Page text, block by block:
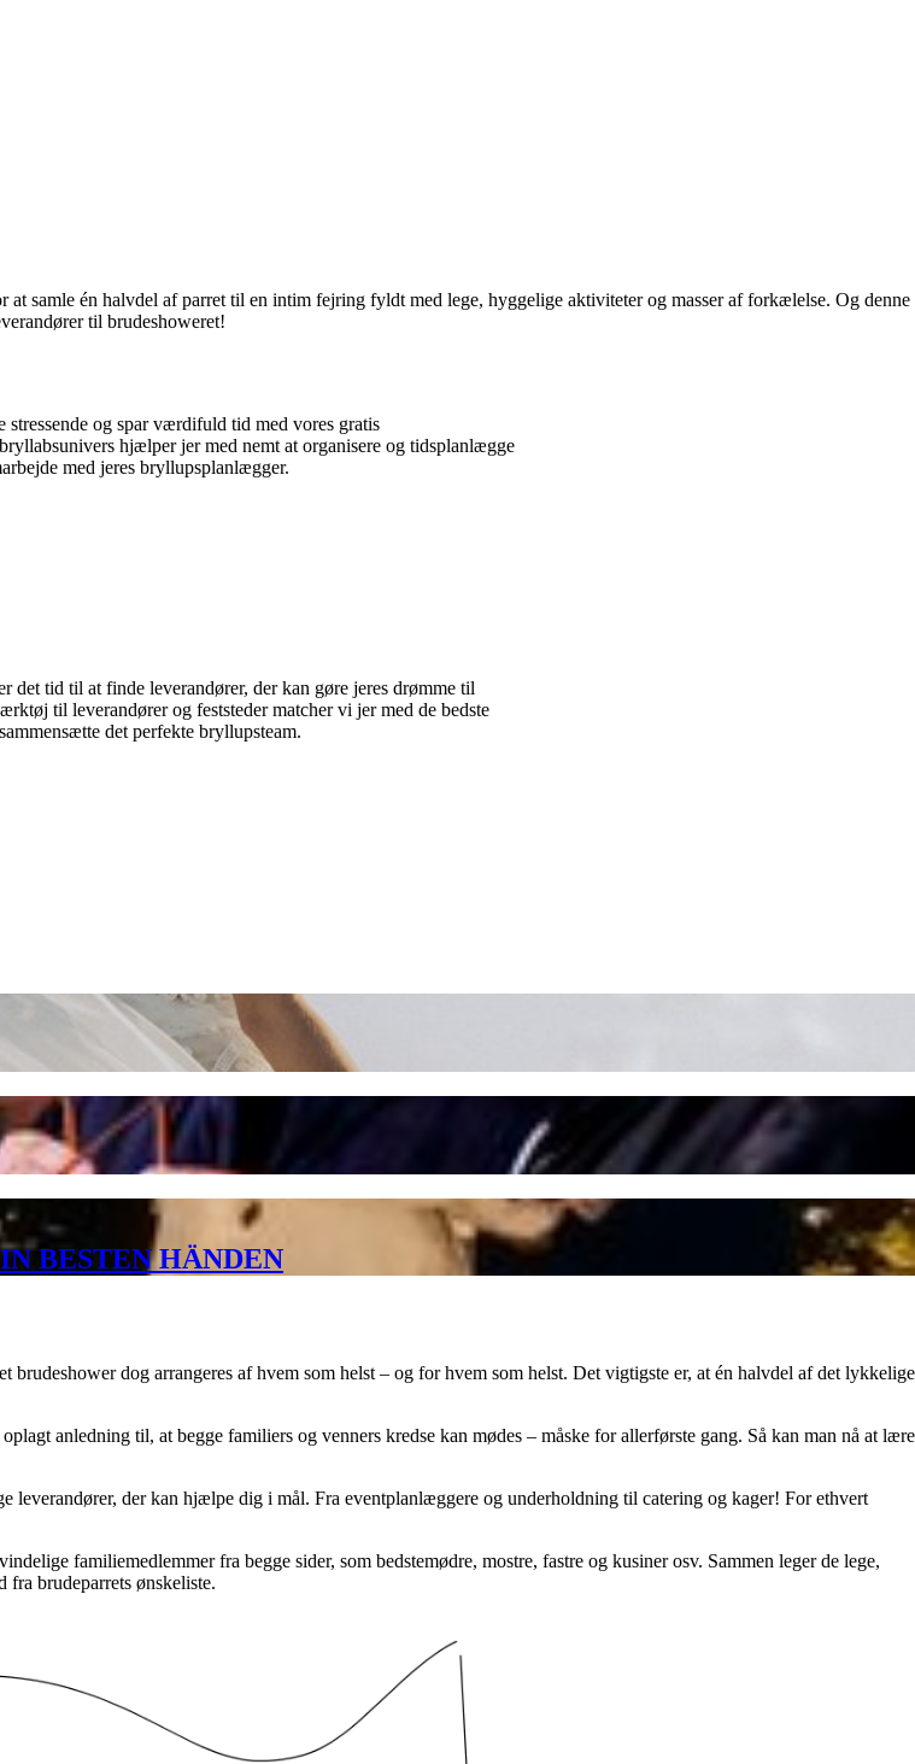
samle én halvdel af parret til en intim fejring fyldt med lege, hyggelige aktiviteter og masser af forkælelse. Og denne
til brudeshoweret!
og spar værdifuld tid med vores gratis
hjælper jer med nemt at organisere og tidsplanlægge
med jeres bryllupsplanlægger.
det tid til at finde leverandører, der kan gøre jeres drømme til
til leverandører og feststeder matcher vi jer med de bedste
det perfekte bryllupsteam.
BESTEN HÄNDEN
dog arrangeres af hvem som helst – og for hvem som helst. Det vigtigste er, at én halvdel af det lykkelige
anledning til, at begge familiers og venners kredse kan mødes – måske for allerførste gang. Så kan man nå at lære
der kan hjælpe dig i mål. Fra eventplanlæggere og underholdning til catering og kager! For ethvert
familiemedlemmer fra begge sider, som bedstemødre, mostre, fastre og kusiner osv. Sammen leger de lege,
fra brudeparrets ønskeliste.